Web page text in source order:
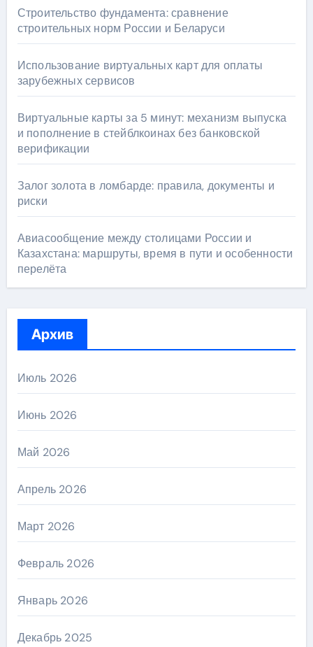
Строительство фундамента: сравнение
строительных норм России и Беларуси
Использование виртуальных карт для оплаты
зарубежных сервисов
Виртуальные карты за 5 минут: механизм выпуска
и пополнение в стейблкоинах без банковской
верификации
Залог золота в ломбарде: правила, документы и
риски
Авиасообщение между столицами России и
Казахстана: маршруты, время в пути и особенности
перелёта
Архив
Июль 2026
Июнь 2026
Май 2026
Апрель 2026
Март 2026
Февраль 2026
Январь 2026
Декабрь 2025